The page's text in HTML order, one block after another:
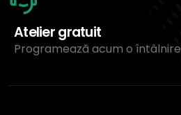
Atelier gratuit
Programează acum o întâlnire